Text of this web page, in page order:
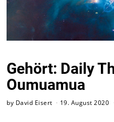
Gehört: Daily
Oumuamua
by David Eisert 19. August 2020